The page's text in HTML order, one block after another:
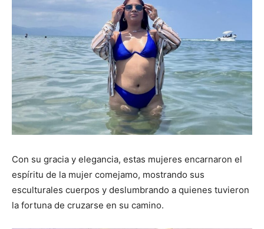
Con su gracia y elegancia, estas mujeres encarnaron el
espíritu de la mujer comejamo, mostrando sus
esculturales cuerpos y deslumbrando a quienes tuvieron
la fortuna de cruzarse en su camino.